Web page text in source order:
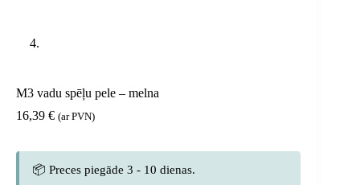
M3 vadu spēļu pele – melna
16,39 € (ar PVN)
📦 Preces piegāde 3 - 10 dienas.